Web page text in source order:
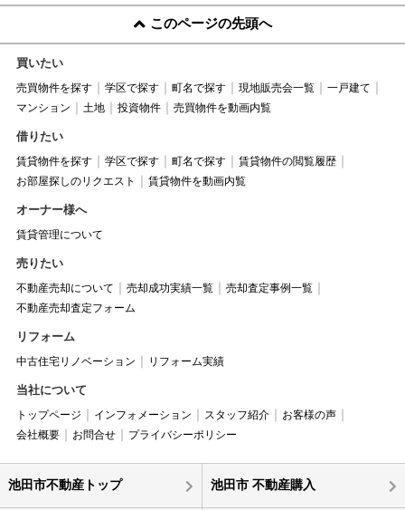
このページの先頭へ
買いたい
売買物件を探す 学区で探す 町名で探す 現地販売会一覧
一戸建て
マンション
土地 投資物件 売買物件を動画内覧
借りたい
賃貸物件を探す 学区で探す 町名で探す
賃貸物件の閲覧履歴
お部屋探しのリクエスト
賃貸物件を動画内覧
オーナー様へ
賃貸管理について
売りたい
不動産売却について 売却成功実績一覧
売却査定事例一覧
不動産売却査定フォーム
リフォーム
中古住宅リノベーション リフォーム実績
当社について
トップページ インフォメーション スタッフ紹介
お客様の声
会社概要
お問合せ プライバシーポリシー
池田市不動産トップ 池田市 不動産購入